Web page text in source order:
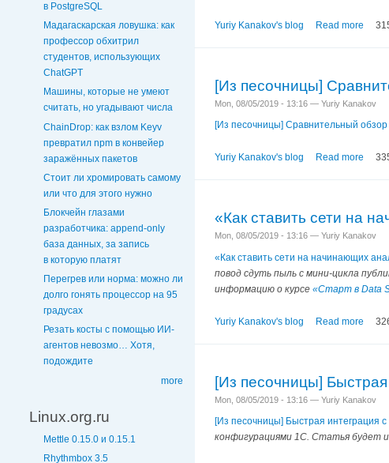
в PostgreSQL
Мадагаскарская ловушка: как
профессор обхитрил
студентов, использующих
ChatGPT
Машины, которые не умеют
считать, но угадывают числа
ChainDrop: как взлом Keyv
превратил npm в конвейер
заражённых пакетов
Стоит ли хромировать самому
или что для этого нужно
Блокчейн глазами
разработчика: append‑only
база данных, за запись
в которую платят
Перегрев или норма: можно ли
долго гонять процессор на 95
градусах
Резать косты с помощью ИИ-
агентов невозмо… Хотя,
подождите
more
Linux.org.ru
Mettle 0.15.0 и 0.15.1
Rhythmbox 3.5
Yuriy Kanakov's blog Read more
[Из песочницы]
Mon, 08/05/2019 - 13:16 — Yuriy Kanakov
[Из песочницы] Сравнительный
Yuriy Kanakov's blog Read more
«Как ставить сети на
Mon, 08/05/2019 - 13:16 — Yuriy Kanakov
«Как ставить сети на начинающих
повод сдуть пыль с мини-цикла
информацию о курсе «Старт в Data
Yuriy Kanakov's blog Read more
[Из песочницы]
Mon, 08/05/2019 - 13:16 — Yuriy Kanakov
[Из песочницы] Быстрая интеграция
конфигурациями 1С. Статья будет